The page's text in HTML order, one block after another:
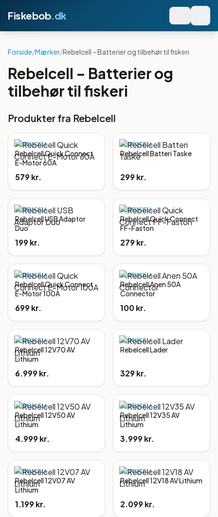
Fiskebob.dk
Forside/Mærker/Rebelcell – Batterier og tilbehør til fiskeri
Rebelcell – Batterier og
tilbehør til fiskeri
Produkter fra Rebelcell
REBELCELL
Rebelcell Quick Connect
E-Motor 60A
579 kr.
REBELCELL
Rebelcell Batteri Taske
299 kr.
REBELCELL
Rebelcell USB Adaptor
Duo
199 kr.
REBELCELL
Rebelcell Quick Connect
FF-Faston
279 kr.
REBELCELL
Rebelcell Quick Connect
E-Motor 100A
699 kr.
REBELCELL
Rebelcell Anen 50A
Connector
100 kr.
REBELCELL
Rebelcell 12V70 AV
Lithium
6.999 kr.
REBELCELL
Rebelcell Lader
329 kr.
REBELCELL
Rebelcell 12V50 AV
Lithium
4.999 kr.
REBELCELL
Rebelcell 12V35 AV
Lithium
3.999 kr.
REBELCELL
Rebelcell 12V07 AV
Lithium
1.199 kr.
REBELCELL
Rebelcell 12V18 AV Lithium
2.099 kr.